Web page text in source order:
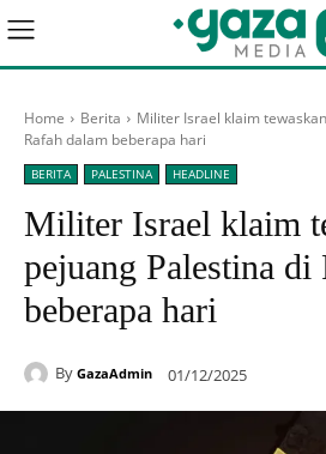
Home Berita
Militer Israel klaim
Rafah dalam beberapa hari
BERITA PALESTINA HEADLINE
Militer Israel klaim
pejuang Palestina di
beberapa hari
By GazaAdmin 01/12/2025